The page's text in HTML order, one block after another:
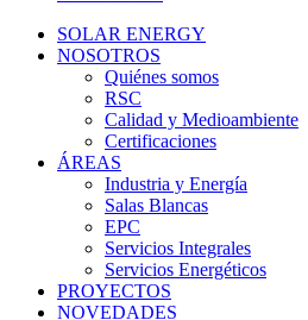
SOLAR ENERGY
NOSOTROS
Quiénes somos
RSC
Calidad y Medioambiente
Certificaciones
ÁREAS
Industria y Energía
Salas Blancas
EPC
Servicios Integrales
Servicios Energéticos
PROYECTOS
NOVEDADES